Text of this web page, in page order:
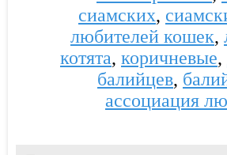
сиамских,
любителей кошек,
котята, коричневые,
балийцев,
ассоциация